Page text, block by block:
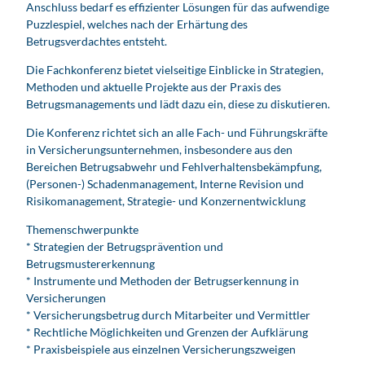
Anschluss bedarf es effizienter Lösungen für das aufwendige
Puzzlespiel, welches nach der Erhärtung des
Betrugsverdachtes entsteht.
Die Fachkonferenz bietet vielseitige Einblicke in Strategien,
Methoden und aktuelle Projekte aus der Praxis des
Betrugsmanagements und lädt dazu ein, diese zu diskutieren.
Die Konferenz richtet sich an alle Fach- und Führungskräfte
in Versicherungsunternehmen, insbesondere aus den
Bereichen Betrugsabwehr und Fehlverhaltensbekämpfung,
(Personen-) Schadenmanagement, Interne Revision und
Risikomanagement, Strategie- und Konzernentwicklung
Themenschwerpunkte
* Strategien der Betrugsprävention und
Betrugsmustererkennung
* Instrumente und Methoden der Betrugserkennung in
Versicherungen
* Versicherungsbetrug durch Mitarbeiter und Vermittler
* Rechtliche Möglichkeiten und Grenzen der Aufklärung
* Praxisbeispiele aus einzelnen Versicherungszweigen